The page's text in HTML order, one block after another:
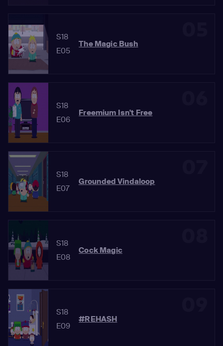
S18
E05
The Magic Bush
S18
E06
Freemium Isn't Free
S18
E07
Grounded Vindaloop
S18
E08
Cock Magic
S18
E09
#REHASH